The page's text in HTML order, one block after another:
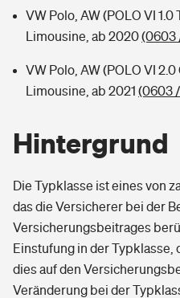
VW Polo, AW (POLO VI 1.0
Limousine, ab 2020(0603
VW Polo, AW (POLO VI 2.0
Limousine, ab 2021 (0603
Hintergrund
Die Typklasse ist eines von
das die Versicherer bei der
Versicherungsbeitrages
Einstufung in der
dies auf den
Veränderung bei der